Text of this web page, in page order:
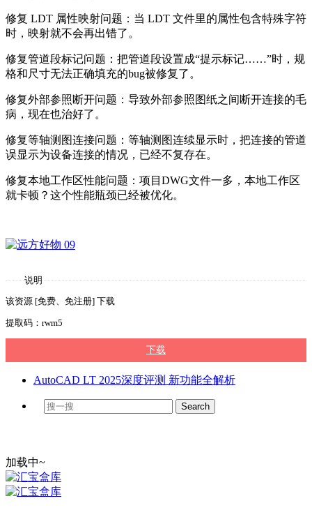
修复 LDT 属性映射问题：当 LDT 文件里的属性包含特殊字符
时，映射就不会再出错了。
修复管道段标记问题：把管道段设置成“提示标记……”时，规
格和尺寸无法正确填充的bug被修复了。
修复外部参照断开问题：导致外部参照图纸之间断开连接的毛
病，现在也治好了。
修复等轴测图连接问题：等轴测图连续显示时，把连接的管道
误显示为设备连接的情况，已经不复存在。
修复本地工作区性能问题：项目DWG文件一多，本地工作区
就卡顿？这个性能瓶颈已经被优化。
说明
该资源 [免费、免注册] 下载
提取码：rwm5
下载
AutoCAD LT 2025深度评测 新功能全解析
加载中~